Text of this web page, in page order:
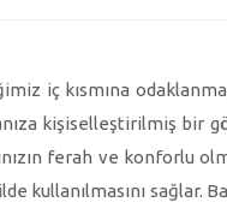
iç kısmına
kişiselleştirilmiş bir
ferah ve konforlu
sağlar.